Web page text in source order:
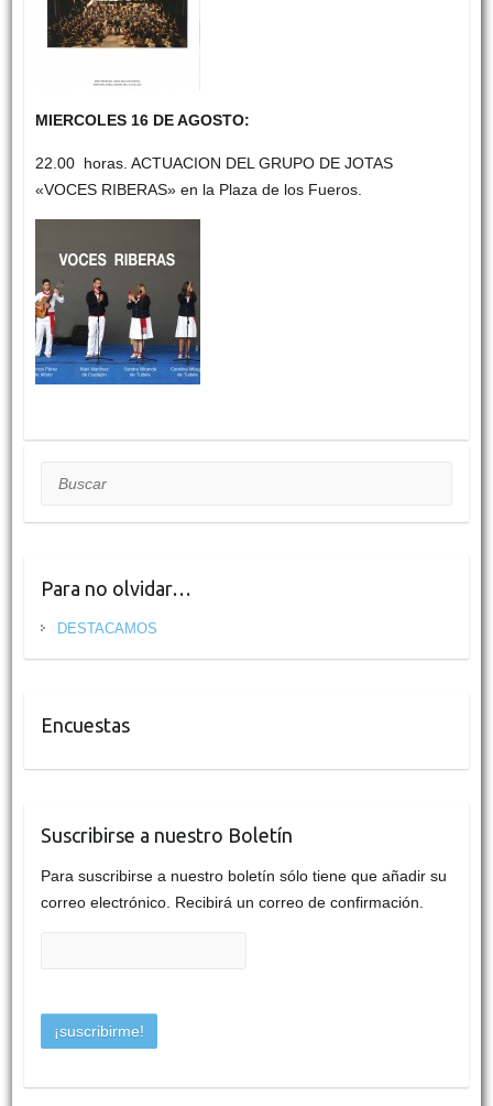
MIERCOLES 16 DE AGOSTO:
22.00 horas. ACTUACION DEL GRUPO DE JOTAS
«VOCES RIBERAS» en la Plaza de los Fueros.
Buscar
Para no olvidar…
DESTACAMOS
Encuestas
Suscribirse a nuestro Boletín
Para suscribirse a nuestro boletín sólo tiene que añadir su
correo electrónico. Recibirá un correo de confirmación.